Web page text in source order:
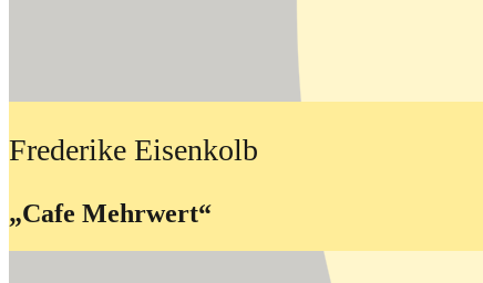
Frederike Eisenkolb
„Cafe Mehrwert“